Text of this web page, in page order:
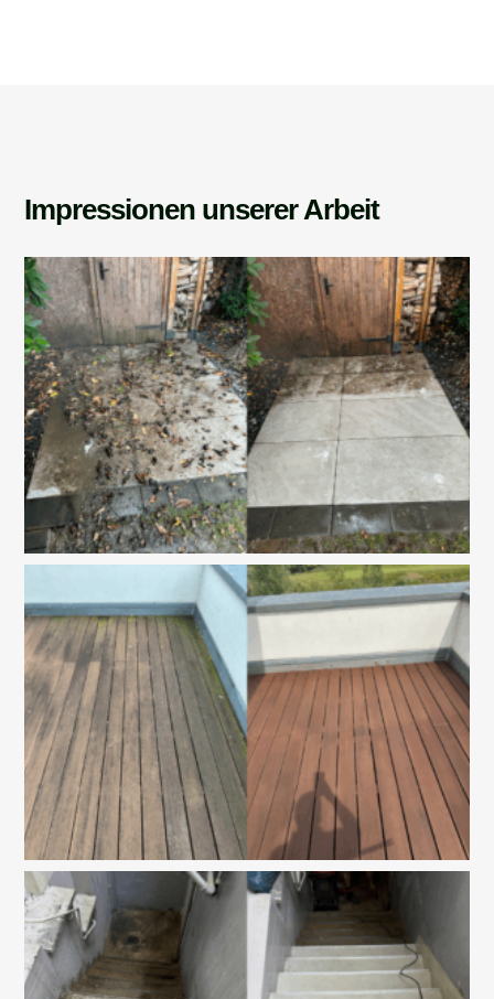
Impressionen unserer Arbeit